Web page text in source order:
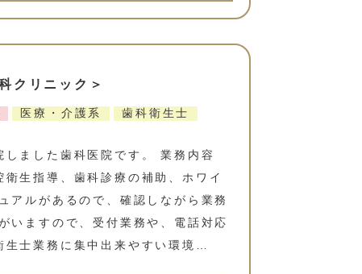
クリニック＞
医療・介護系
歯科衛生士
しました歯科医院です。 業務内容
生指導、歯科診療の補助、ホワイ
アルがあるので、確認しながら業務
いますので、受付業務や、電話対応
士業務に集中出来やすい環境…